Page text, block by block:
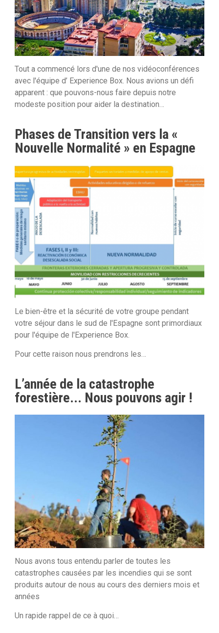
Tout a commencé lors d'une de nos vidéoconférences
avec l'équipe d’ Experience Box. Nous avions un défi
apparent : que pouvons-nous faire depuis notre
modeste position pour aider la destination…
Phases de Transition vers la «
Nouvelle Normalité » en Espagne
Le bien-être et la sécurité de votre groupe pendant
votre séjour dans le sud de l'Espagne sont primordiaux
pour l'équipe de l'Experience Box.
Pour cette raison nous prendrons les…
L’année de la catastrophe
forestière... Nous pouvons agir !
Nous avons tous entendu parler de toutes les
catastrophes causées par les incendies qui se sont
produits autour de nous au cours des derniers mois et
années
Un rapide rappel de ce à quoi…